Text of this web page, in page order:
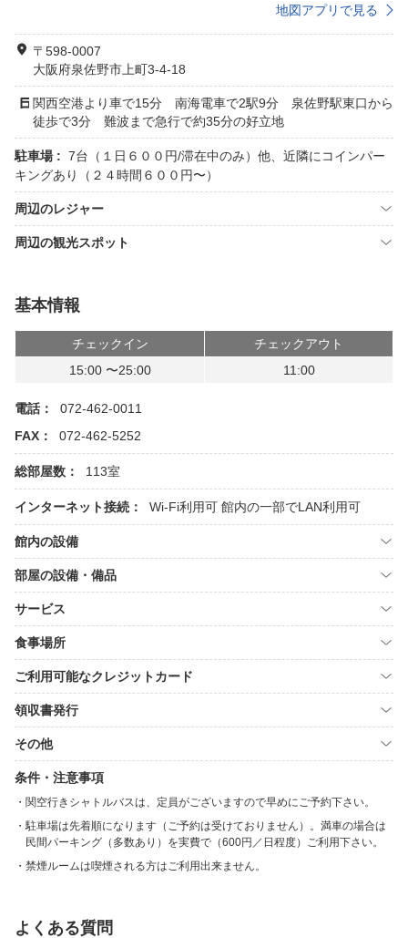
地図アプリで見る
〒598-0007
大阪府泉佐野市上町3-4-18
関西空港より車で15分 南海電車で2駅9分 泉佐野駅東口から
徒歩で3分 難波まで急行で約35分の好立地
駐車場 : 7台（１日６００円/滞在中のみ）他、近隣にコインパー
キングあり（２４時間６００円〜）
周辺のレジャー
周辺の観光スポット
基本情報
チェックイン
チェックアウト
15:00 〜25:00
11:00
電話：
072-462-0011
FAX：
072-462-5252
総部屋数： 113室
インターネット接続： Wi-Fi利用可 館内の一部でLAN利用可
館内の設備
部屋の設備・備品
サービス
食事場所
ご利用可能なクレジットカード
領収書発行
その他
条件・注意事項
関空行きシャトルバスは、定員がございますので早めにご予約下さい。
駐車場は先着順になります（ご予約は受けておりません）。満車の場合は
民間パーキング（多数あり）を実費で（600円／日程度）ご利用下さい。
禁煙ルームは喫煙される方はご利用出来ません。
よくある質問